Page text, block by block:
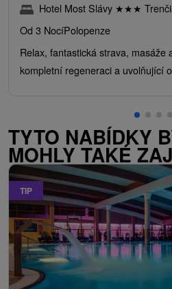
Hotel Most Slávy ★★★
Od 3 NocíPolopenze
Relax, fantastická strava, masáže
kompletní regeneraci a uvolňující
TYTO NABÍDKY
MOHLY TAKÉ
TIP